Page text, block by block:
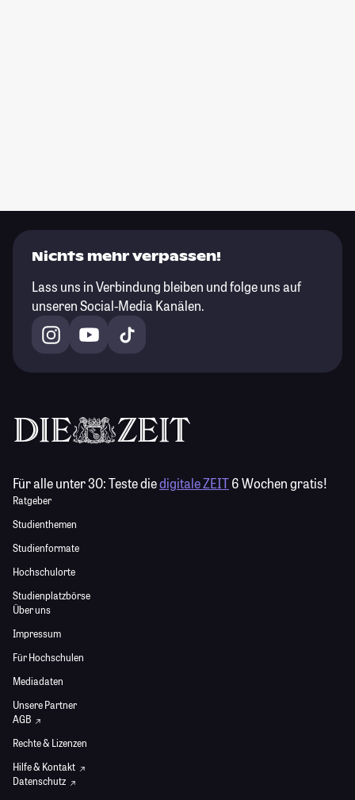
Nichts mehr verpassen!
Lass uns in Verbindung bleiben und folge uns auf
unseren Social-Media Kanälen.
Für alle unter 30:Teste diedigitale ZEIT6 Wochen gratis!
Ratgeber
Studienthemen
Studienformate
Hochschulorte
Studienplatzbörse
Über uns
Impressum
Für Hochschulen
Mediadaten
Unsere Partner
AGB
Rechte & Lizenzen
Hilfe & Kontakt
Datenschutz